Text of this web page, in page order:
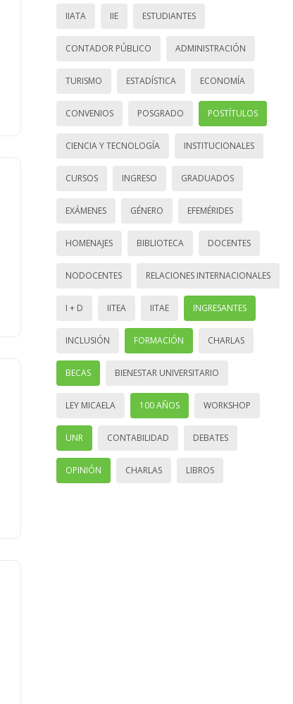
IIATA IIE ESTUDIANTES
CONTADOR PÚBLICO ADMINISTRACIÓN
TURISMO ESTADÍSTICA ECONOMÍA
CONVENIOS POSGRADO POSTÍTULOS
CIENCIA Y TECNOLOGÍA INSTITUCIONALES
CURSOS INGRESO GRADUADOS
EXÁMENES GÉNERO EFEMÉRIDES
HOMENAJES BIBLIOTECA DOCENTES
NODOCENTES RELACIONES INTERNACIONALES
I + D IITEA IITAE INGRESANTES
INCLUSIÓN FORMACIÓN CHARLAS
BECAS BIENESTAR UNIVERSITARIO
LEY MICAELA 100 AÑOS WORKSHOP
UNR CONTABILIDAD DEBATES
OPINIÓN CHARLAS LIBROS